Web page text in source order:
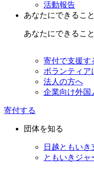
活動報告
あなたにできること
あなたにできること
寄付で支援す
ボランティア
法人の方へ
企業向け外国
寄付する
団体を知る
日越ともいき
ともいきジャ